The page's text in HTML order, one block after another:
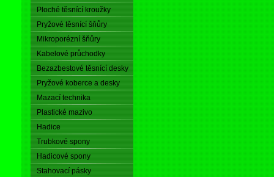
Ploché těsnící kroužky
Pryžové těsnící šňůry
Mikroporézní šňůry
Kabelové průchodky
Bezazbestové těsnící desky
Pryžové koberce a desky
Mazací technika
Plastické mazivo
Hadice
Trubkové spony
Hadicové spony
Stahovací pásky